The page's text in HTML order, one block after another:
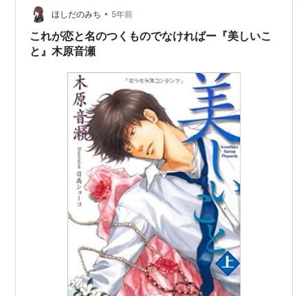
ズした作品。 以下、ネタバレありなので、ご承…
ほしだのみち • 5年前
これが恋と名のつくものでなければー『美しいこ
と』木原音瀬